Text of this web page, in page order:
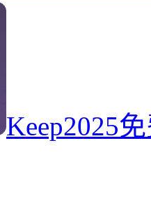
Keep2025